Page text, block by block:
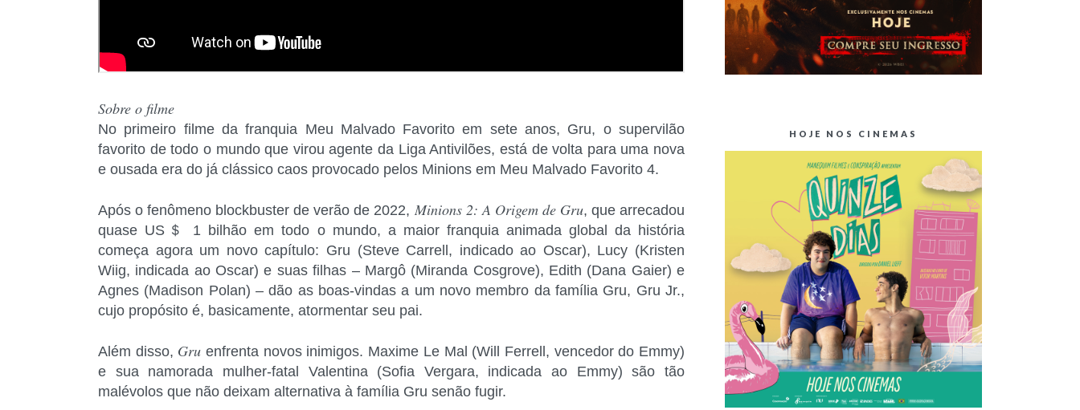
Sobre o filme
No primeiro filme da franquia Meu Malvado Favorito em sete anos, Gru, o supervilão
favorito de todo o mundo que virou agente da Liga Antivilões, está de volta para uma nova
e ousada era do já clássico caos provocado pelos Minions em Meu Malvado Favorito 4.
Após o fenômeno blockbuster de verão de 2022, Minions 2: A Origem de Gru, que arrecadou
quase US＄ 1 bilhão em todo o mundo, a maior franquia animada global da história
começa agora um novo capítulo: Gru (Steve Carrell, indicado ao Oscar), Lucy (Kristen
Wiig, indicada ao Oscar) e suas filhas – Margô (Miranda Cosgrove), Edith (Dana Gaier) e
Agnes (Madison Polan) – dão as boas-vindas a um novo membro da família Gru, Gru Jr.,
cujo propósito é, basicamente, atormentar seu pai.
Além disso, Gru enfrenta novos inimigos. Maxime Le Mal (Will Ferrell, vencedor do Emmy)
e sua namorada mulher-fatal Valentina (Sofia Vergara, indicada ao Emmy) são tão
malévolos que não deixam alternativa à família Gru senão fugir.
HOJE NOS CINEMAS